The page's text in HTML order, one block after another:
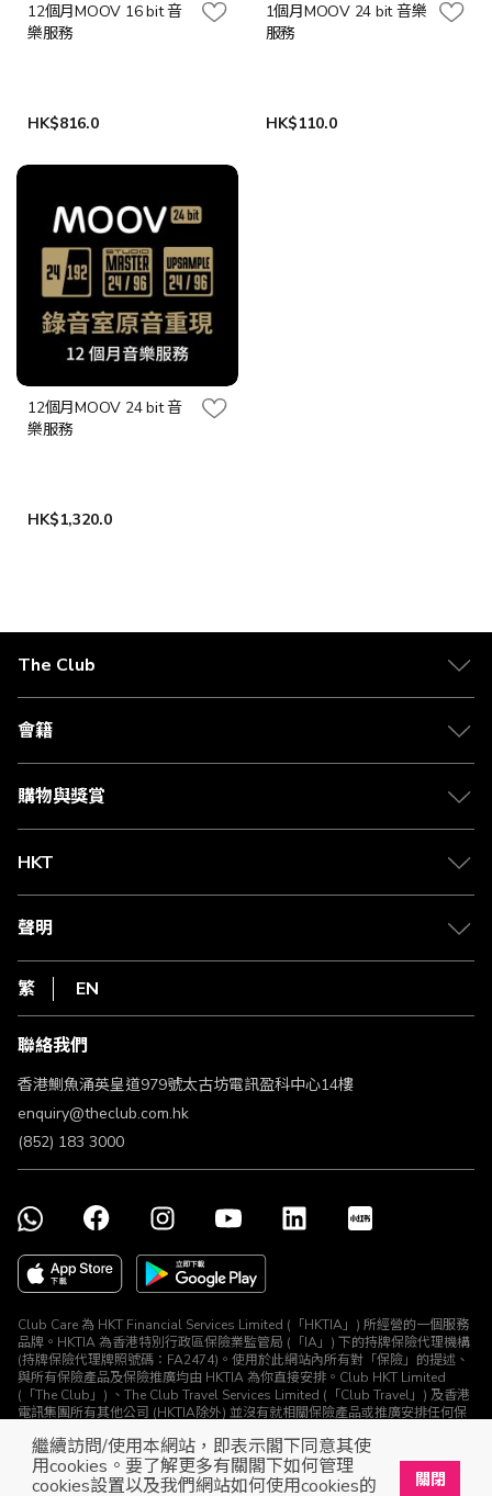
繼續訪問/使用本網站，即表示閣下同意其使
用cookies。要了解更多有關閣下如何管理
cookies設置以及我們網站如何使用cookies的
關閉
12個月MOOV 16 bit 音
樂服務
HK$816.0
1個月MOOV 24 bit 音樂
服務
HK$110.0
12個月MOOV 24 bit 音
樂服務
HK$1,320.0
The Club
關於 The Club
合作夥伴
媒體中心
會籍
會籍及專屬禮遇
賺取積分
購物與獎賞
物流與配送
Club Shopping 商品領取站
常見問題
HKT
csl.
1010
HKT
聲明
私隱聲明
使用條款
條款及細則
不歧視及不騷擾聲明
認可牌照及通告
繁 EN
聯絡我們
香港鰂魚涌英皇道979號太古坊電訊盈科中心14樓
enquiry@theclub.com.hk
(852) 183 3000
Club Care 為 HKT Financial Services Limited (「HKTIA」) 所經營的一個服務
品牌。HKTIA 為香港特別行政區保險業監管局 (「IA」) 下的持牌保險代理機構
(持牌保險代理牌照號碼：FA2474)。使用於此網站內所有對「保險」的提述、
與所有保險產品及保險推廣均由 HKTIA 為你直接安排。Club HKT Limited
(「The Club」) 、The Club Travel Services Limited (「Club Travel」) 及香港
電訊集團所有其他公司 (HKTIA除外) 並沒有就相關保險產品或推廣安排任何保
© The Club 2026. 保留所有權利
立即下載The Club手機app